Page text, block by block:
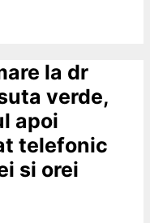
la dr
verde,
apoi
telefonic
si orei